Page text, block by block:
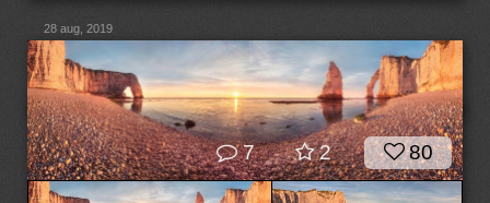
28 aug, 2019
7 2 80